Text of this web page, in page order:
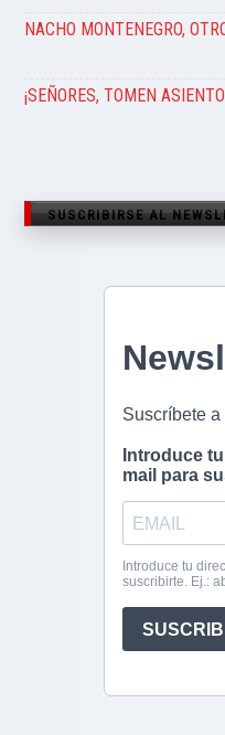
NACHO MONTENEGRO,
¡SEÑORES, TOMEN
SUSCRIBIRSE AL